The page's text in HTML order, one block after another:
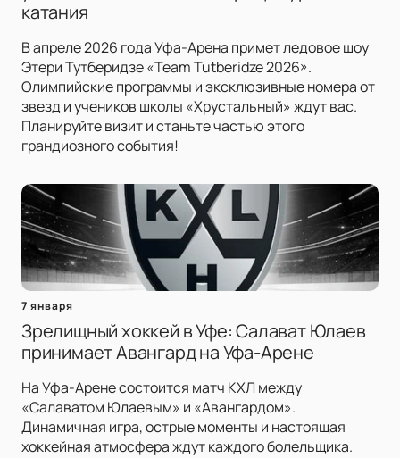
катания
В апреле 2026 года Уфа-Арена примет ледовое шоу
Этери Тутберидзе «Team Tutberidze 2026».
Олимпийские программы и эксклюзивные номера от
звезд и учеников школы «Хрустальный» ждут вас.
Планируйте визит и станьте частью этого
грандиозного события!
7 января
Зрелищный хоккей в Уфе: Салават Юлаев
принимает Авангард на Уфа-Арене
На Уфа-Арене состоится матч КХЛ между
«Салаватом Юлаевым» и «Авангардом».
Динамичная игра, острые моменты и настоящая
хоккейная атмосфера ждут каждого болельщика.